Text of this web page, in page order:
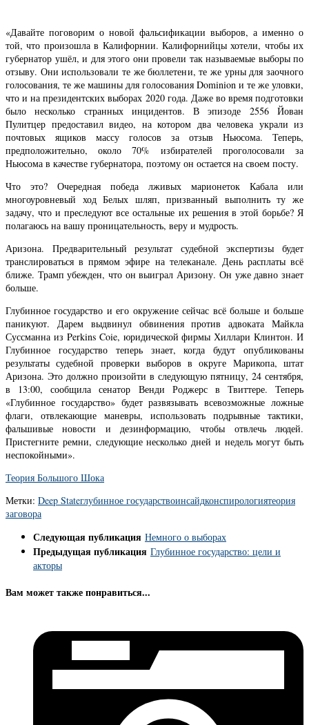
«Давайте поговорим о новой фальсификации выборов, а именно о
той, что произошла в Калифорнии. Калифорнийцы хотели, чтобы их
губернатор ушёл, и для этого они провели так называемые выборы по
отзыву. Они использовали те же бюллетени, те же урны для заочного
голосования, те же машины для голосования Dominion и те же уловки,
что и на президентских выборах 2020 года. Даже во время подготовки
было несколько странных инцидентов. В эпизоде 2556 Йован
Пулитцер предоставил видео, на котором два человека украли из
почтовых ящиков массу голосов за отзыв Ньюсома. Теперь,
предположительно, около 70% избирателей проголосовали за
Ньюсома в качестве губернатора, поэтому он остается на своем посту.
Что это? Очередная победа лживых марионеток Кабала или
многоуровневый ход Белых шляп, призванный выполнить ту же
задачу, что и преследуют все остальные их решения в этой борьбе? Я
полагаюсь на вашу проницательность, веру и мудрость.
Аризона. Предварительный результат судебной экспертизы будет
транслироваться в прямом эфире на телеканале. День расплаты всё
ближе. Трамп убежден, что он выиграл Аризону. Он уже давно знает
больше.
Глубинное государство и его окружение сейчас всё больше и больше
паникуют. Дарем выдвинул обвинения против адвоката Майкла
Суссманна из Perkins Coie, юридической фирмы Хиллари Клинтон. И
Глубинное государство теперь знает, когда будут опубликованы
результаты судебной проверки выборов в округе Марикопа, штат
Аризона. Это должно произойти в следующую пятницу, 24 сентября,
в 13:00, сообщила сенатор Венди Роджерс в Твиттере. Теперь
«Глубинное государство» будет развязывать всевозможные ложные
флаги, отвлекающие маневры, использовать подрывные тактики,
фальшивые новости и дезинформацию, чтобы отвлечь людей.
Пристегните ремни, следующие несколько дней и недель могут быть
неспокойными».
Теория Большого Шока
Метки: Deep Stateглубинное государствоинсайдконспирологиятеория
заговора
Следующая публикация Немного о выборах
Предыдущая публикация Глубинное государство: цели и
акторы
Вам может также понравиться...